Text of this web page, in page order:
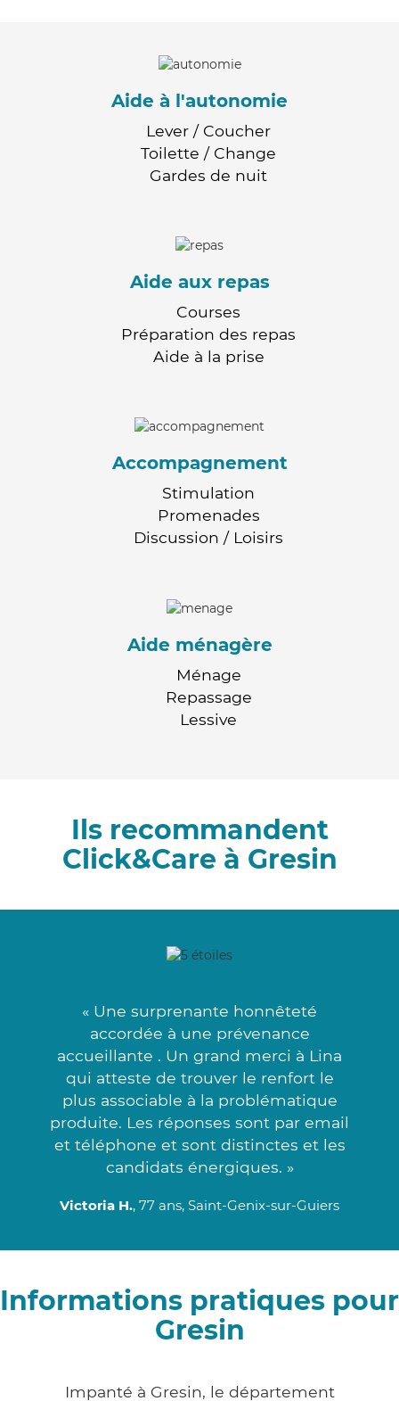
Aide à l'autonomie
Lever / Coucher
Toilette / Change
Gardes de nuit
Aide aux repas
Courses
Préparation des repas
Aide à la prise
Accompagnement
Stimulation
Promenades
Discussion / Loisirs
Aide ménagère
Ménage
Repassage
Lessive
Ils recommandent
Click&Care à Gresin
« Une surprenante honnêteté
accordée à une prévenance
accueillante . Un grand merci à Lina
qui atteste de trouver le renfort le
plus associable à la problématique
produite. Les réponses sont par email
et téléphone et sont distinctes et les
candidats énergiques. »
Victoria H., 77 ans, Saint-Genix-sur-Guiers
Informations pratiques pour
Gresin
Impanté à Gresin, le département